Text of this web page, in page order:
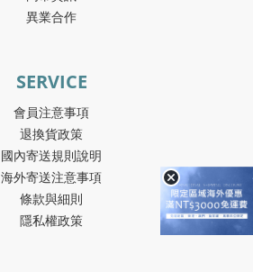
異業合作
SERVICE
會員注意事項
退換貨政策
國內寄送規則說明
海外寄送注意事項
條款與細則
隱私權政策